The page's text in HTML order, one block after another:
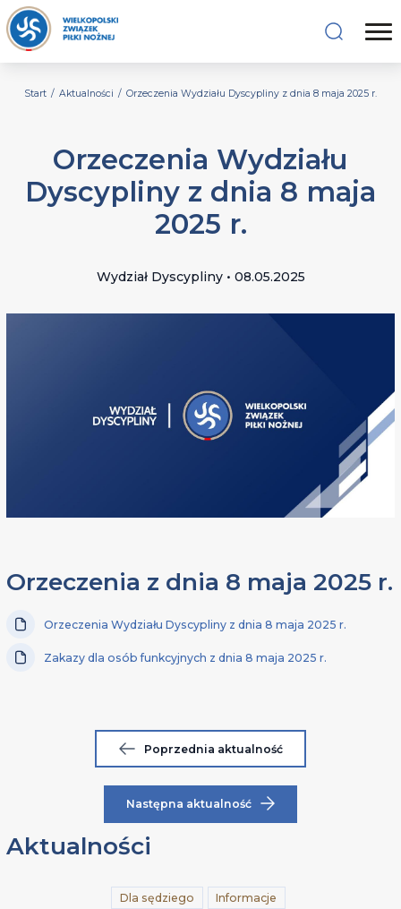
Start / Aktualności / Orzeczenia Wydziału Dyscypliny z dnia 8 maja 2025 r.
Orzeczenia Wydziału
Dyscypliny z dnia 8 maja
2025 r.
Wydział Dyscypliny • 08.05.2025
Orzeczenia z dnia 8 maja 2025 r.
Orzeczenia Wydziału Dyscypliny z dnia 8 maja 2025 r.
Zakazy dla osób funkcyjnych z dnia 8 maja 2025 r.
Poprzednia aktualność
Następna aktualność
Aktualności
Dla sędziego Informacje